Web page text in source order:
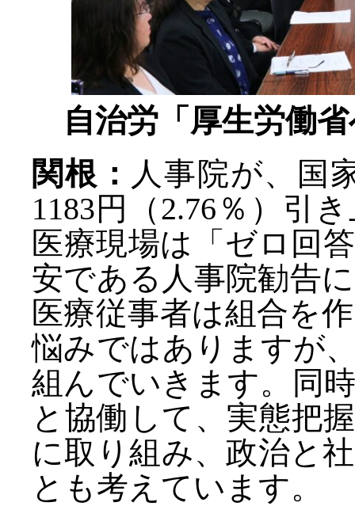
自治労「厚生労働省
関根： 人事院が、国
1183円（2.76％）引
医療現場は「ゼロ回
安である人事院勧告
医療従事者は組合を
悩みではありますが
組んでいきます。同
と協働して、実態把
に取り組み、政治と
とも考えています。